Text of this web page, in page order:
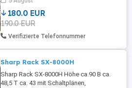
Kratzer. Die Anlage kann über die
mitgelieferte originale Fernbedienung
bedient werden. Geliefert wird: Reciever
Denon DRA-210 CD Spieler DCD-210
Cassetten ...
180.0 EUR
190.0 EUR
Verifizierte Telefonnummer
Sharp Rack SX-8000H
Sharp Rack SX-8000H Höhe ca.90 B ca.
48,5 T ca. 43 mit Schaltplänen,